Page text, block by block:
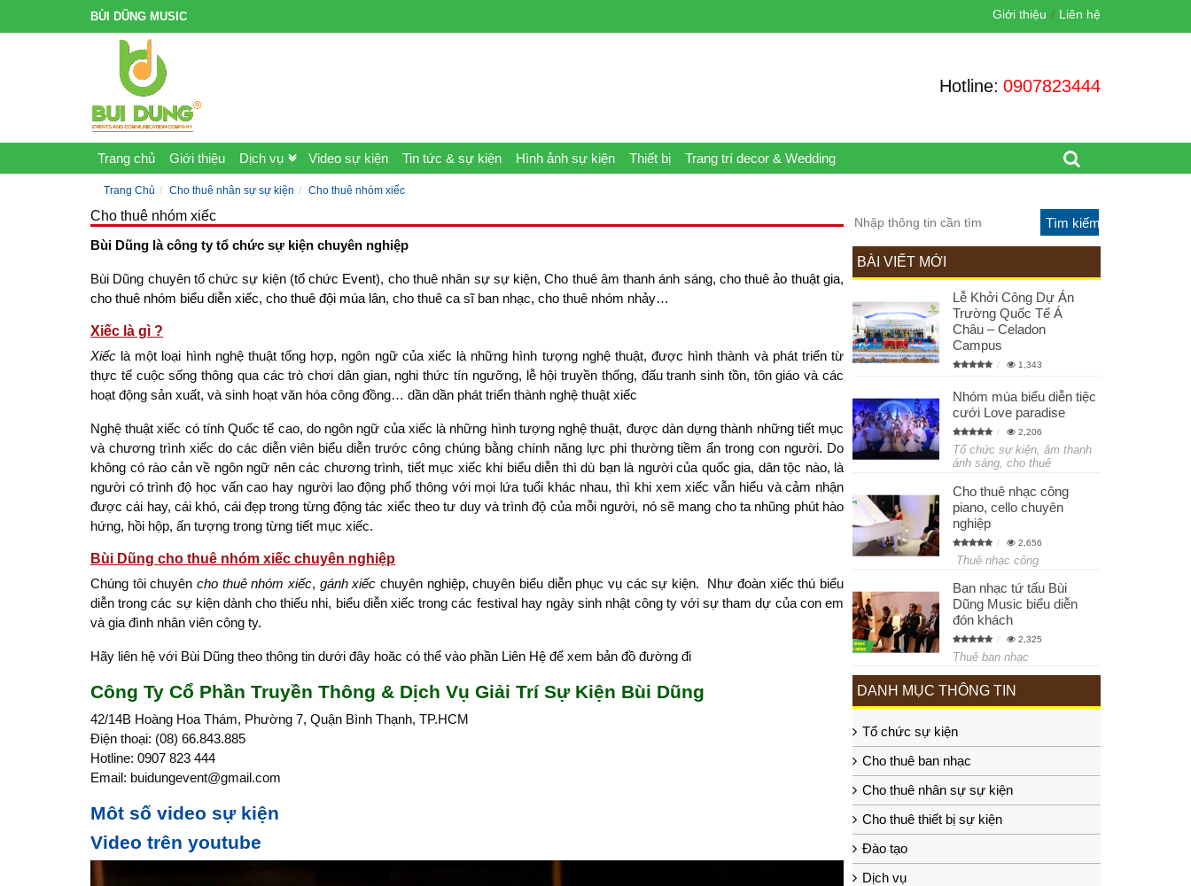
BÙI DŨNG MUSIC Giới thiệu Liên hệ
Hotline: 0907823444
Trang chủ Giới thiệu Dịch vụ Video sự kiện Tin tức & sự kiện Hình ảnh sự kiện Thiết bị Trang trí decor & Wedding
Trang Chủ Cho thuê nhân sự sự kiện Cho thuê nhóm xiếc
Cho thuê nhóm xiếc
Bùi Dũng là công ty tổ chức sự kiện chuyên nghiệp
Bùi Dũng chuyên tổ chức sự kiện (tổ chức Event), cho thuê nhân sự sự kiện, Cho thuê âm thanh ánh sáng, cho thuê ảo thuật gia,
cho thuê nhóm biểu diễn xiếc, cho thuê đội múa lân, cho thuê ca sĩ ban nhạc, cho thuê nhóm nhảy…
Xiếc là gì ?
Xiếc là một loại hình nghệ thuật tổng hợp, ngôn ngữ của xiếc là những hình tượng nghệ thuật, được hình thành và phát triển từ
thực tế cuộc sống thông qua các trò chơi dân gian, nghi thức tín ngưỡng, lễ hội truyền thống, đấu tranh sinh tồn, tôn giáo và các
hoạt động sản xuất, và sinh hoạt văn hóa công đồng… dần dần phát triển thành nghệ thuật xiếc
Nghệ thuật xiếc có tính Quốc tế cao, do ngôn ngữ của xiếc là những hình tượng nghệ thuật, được dàn dựng thành những tiết mục
và chương trình xiếc do các diễn viên biểu diễn trước công chúng bằng chính năng lực phi thường tiềm ẩn trong con người. Do
không có rào cản về ngôn ngữ nên các chương trình, tiết mục xiếc khi biểu diễn thì dù bạn là người của quốc gia, dân tộc nào, là
người có trình độ học vấn cao hay người lao động phổ thông với mọi lứa tuổi khác nhau, thì khi xem xiếc vẫn hiểu và cảm nhận
được cái hay, cái khó, cái đẹp trong từng động tác xiếc theo tư duy và trình độ của mỗi người, nó sẽ mang cho ta nhũng phút hào
hứng, hồi hộp, ấn tượng trong từng tiết mục xiếc.
Bùi Dũng cho thuê nhóm xiếc chuyên nghiệp
Chúng tôi chuyên cho thuê nhóm xiếc, gánh xiếc chuyên nghiệp, chuyên biểu diễn phục vụ các sự kiện. Như đoàn xiếc thú biểu
diễn trong các sự kiện dành cho thiếu nhi, biểu diễn xiếc trong các festival hay ngày sinh nhật công ty với sự tham dự của con em
và gia đình nhân viên công ty.
Hãy liên hệ với Bùi Dũng theo thông tin dưới đây hoăc có thể vào phần Liên Hệ để xem bản đồ đường đi
Công Ty Cổ Phần Truyền Thông & Dịch Vụ Giải Trí Sự Kiện Bùi Dũng
42/14B Hoàng Hoa Thám, Phường 7, Quận Bình Thạnh, TP.HCM
Điện thoại: (08) 66.843.885
Hotline: 0907 823 444
Email: buidungevent@gmail.com
Môt số video sự kiện
Video trên youtube
BÀI VIẾT MỚI
Lễ Khởi Công Dự Án
Trường Quốc Tế Á
Châu – Celadon
Campus
1,343
Nhóm múa biểu diễn tiệc
cưới Love paradise
2,206
Tổ chức sự kiện, âm thanh
ánh sáng, cho thuê
Cho thuê nhạc công
piano, cello chuyên
nghiệp
2,656
Thuê nhạc công
Ban nhạc tứ tấu Bùi
Dũng Music biểu diễn
đón khách
2,325
Thuê ban nhạc
DANH MỤC THÔNG TIN
Tổ chức sự kiện
Cho thuê ban nhạc
Cho thuê nhân sự sự kiện
Cho thuê thiết bị sự kiện
Đào tạo
Dịch vụ